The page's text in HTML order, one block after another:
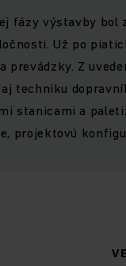
fázy výstavby bol
Už po
prevádzky. Z
techniku
stanicami a
projektovú